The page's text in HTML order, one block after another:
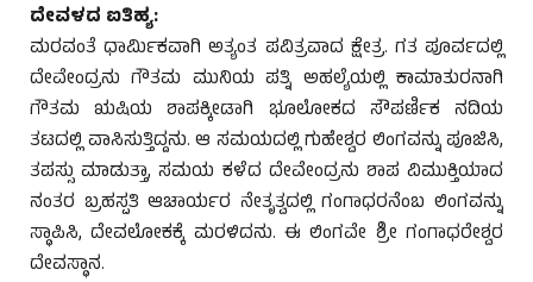
ದೇವಳದ ಐತಿಹ್ಯ:
ಮರವಂತೆ ಧಾರ್ಮಿಕವಾಗಿ ಅತ್ಯಂತ ಪವಿತ್ರವಾದ ಕ್ಷೇತ್ರ. ಗತ ಪೂರ್ವದಲ್ಲಿ
ದೇವೇಂದ್ರನು ಗೌತಮ ಮುನಿಯ ಪತ್ನಿ ಅಹಲ್ಯೆಯಲ್ಲಿ ಕಾಮಾತುರನಾಗಿ
ಗೌತಮ ಋಷಿಯ ಶಾಪಕ್ಕೀಡಾಗಿ ಭೂಲೋಕದ ಸೌಪರ್ಣಿಕ ನದಿಯ
ತಟದಲ್ಲಿ ವಾಸಿಸುತ್ತಿದ್ದನು. ಆ ಸಮಯದಲ್ಲಿ ಗುಹೇಶ್ವರ ಲಿಂಗವನ್ನು ಪೂಜಿಸಿ,
ತಪಸ್ಸು ಮಾಡುತ್ತಾ, ಸಮಯ ಕಳೆದ ದೇವೇಂದ್ರನು ಶಾಪ ವಿಮುಕ್ತಿಯಾದ
ನಂತರ ಬ್ರಹಸ್ಪತಿ ಆಚಾರ್ಯರ ನೇತೃತ್ವದಲ್ಲಿ ಗಂಗಾಧರನೆಂಬ ಲಿಂಗವನ್ನು
ಸ್ಥಾಪಿಸಿ, ದೇವಲೋಕಕ್ಕೆ ಮರಳಿದನು. ಈ ಲಿಂಗವೇ ಶ್ರೀ ಗಂಗಾಧರೇಶ್ವರ
ದೇವಸ್ಥಾನ.